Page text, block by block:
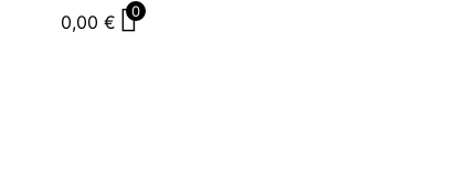
0,00 € 0